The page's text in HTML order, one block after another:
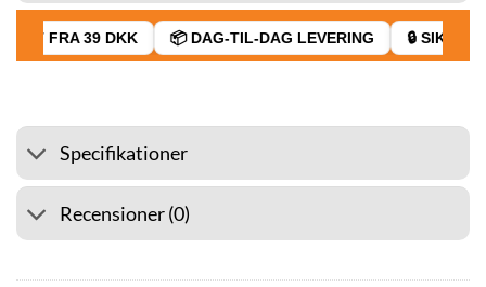
FRA 39 DKK 📦 DAG-TIL-DAG LEVERING 🔒 SIKKER
Specifikationer
Recensioner (0)